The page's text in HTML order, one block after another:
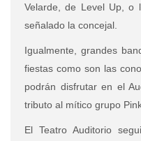
Velarde, de Level Up, o
señalado la concejal.
Igualmente, grandes
fiestas como son las
podrán disfrutar en el
tributo al mítico grupo
El Teatro Auditorio